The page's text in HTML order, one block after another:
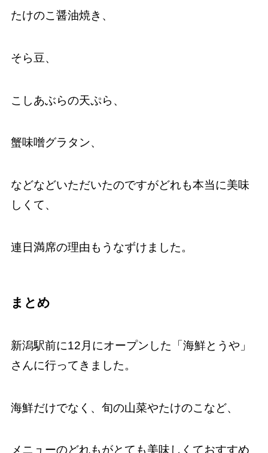
たけのこ醤油焼き、
そら豆、
こしあぶらの天ぷら、
蟹味噌グラタン、
などなどいただいたのですがどれも本当に美味
しくて、
連日満席の理由もうなずけました。
まとめ
新潟駅前に12月にオープンした「海鮮とうや」
さんに行ってきました。
海鮮だけでなく、旬の山菜やたけのこなど、
メニューのどれもがとても美味しくておすすめ